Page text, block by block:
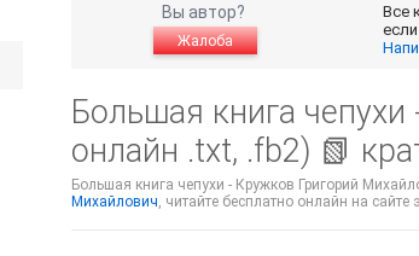
Вы автор?
Жалоба
Все
Большая книга
онлайн .txt, .fb2) 📗
Большая книга чепухи - Кружков Григорий
Михайлович , читайте бесплатно онлайн на